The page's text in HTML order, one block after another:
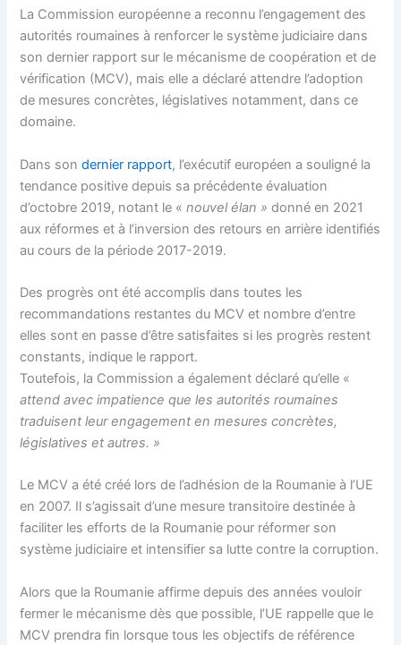
La Commission européenne a reconnu l’engagement des
autorités roumaines à renforcer le système judiciaire dans
son dernier rapport sur le mécanisme de coopération et de
vérification (MCV), mais elle a déclaré attendre l’adoption
de mesures concrètes, législatives notamment, dans ce
domaine.
Dans sondernier rapport, l’exécutif européen a souligné la
tendance positive depuis sa précédente évaluation
d’octobre 2019, notant le «nouvel élan » donné en 2021
aux réformes et à l’inversion des retours en arrière identifiés
au cours de la période 2017-2019.
Des progrès ont été accomplis dans toutes les
recommandations restantes du MCV et nombre d’entre
elles sont en passe d’être satisfaites si les progrès restent
constants, indique le rapport.
Toutefois, la Commission a également déclaré qu’elle «
attend avec impatience que les autorités roumaines
traduisent leur engagement en mesures concrètes,
législatives et autres. »
Le MCV a été créé lors de l’adhésion de la Roumanie à l’UE
en 2007. Il s’agissait d’une mesure transitoire destinée à
faciliter les efforts de la Roumanie pour réformer son
système judiciaire et intensifier sa lutte contre la corruption.
Alors que la Roumanie affirme depuis des années vouloir
fermer le mécanisme dès que possible, l’UE rappelle que le
MCV prendra fin lorsque tous les objectifs de référence